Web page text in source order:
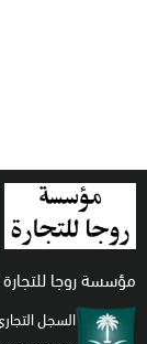
مؤسسة روجا
السجل التجاري